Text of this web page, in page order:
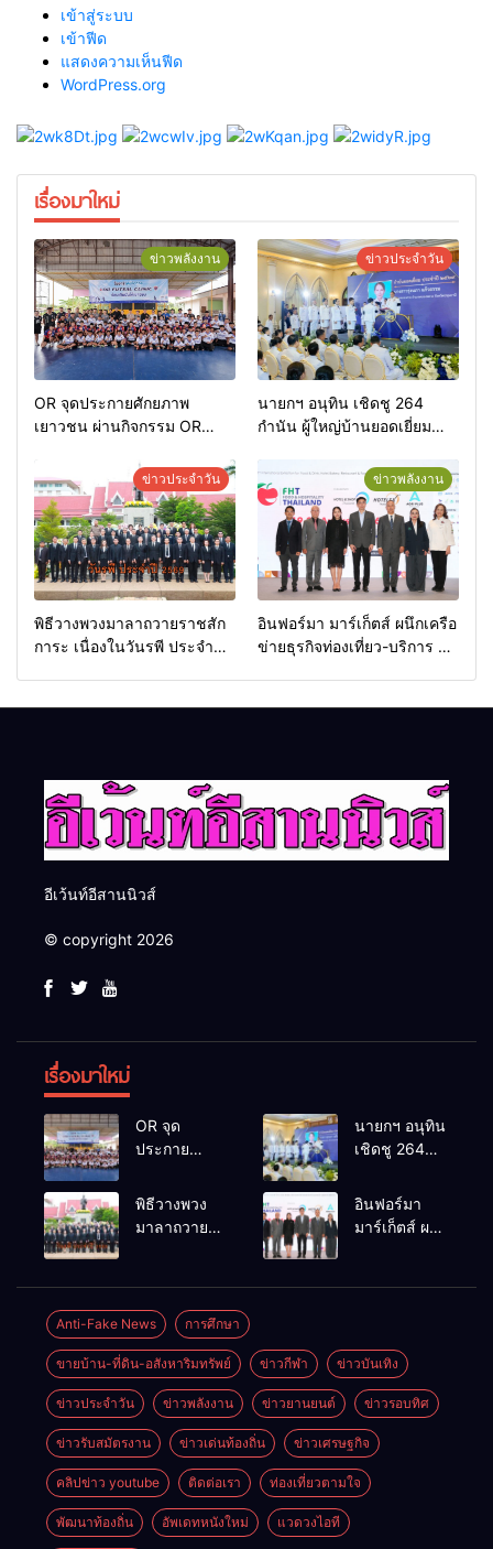
เข้าสู่ระบบ
เข้าฟีด
แสดงความเห็นฟีด
WordPress.org
เรื่องมาใหม่
ข่าวพลังงาน
OR จุดประกายศักยภาพ
เยาวชน ผ่านกิจกรรม OR
ข่าวประจำวัน
นายกฯ อนุทิน เชิดชู 264
กำนัน ผู้ใหญ่บ้านยอดเยี่ยม
เกียรติยศแห่งการเสียสละ”
ข่าวประจำวัน
พิธีวางพวงมาลาถวายราชสัก
การะ เนื่องในวันรพี ประจำปี
ข่าวพลังงาน
อินฟอร์มา มาร์เก็ตส์ ผนึกเครือ
ข่ายธุรกิจท่องเที่ยว-บริการ จัด
อีเว้นท์อีสานนิวส์
© copyright 2026
เรื่องมาใหม่
OR จุด
ประกาย
เยาวชน ผ่าน
นายกฯ อนุทิน
เชิดชู 264
บ้านยอดเยี่ยม
มอบแหนบ
เกียรติยศแห่ง
พิธีวางพวง
มาลาถวาย
2569 และ
การแข่งขัน
ฟุตบอลวันรพี
เพื่อเชื่อม
ความสัมพันธ์
อันดีของ
หน่วยงานใน
กระบวนการ
ยุติธรรม
อินฟอร์มา
มาร์เก็ตส์ ผนึก
Thailand
2026 เชื่อม 4
งานใหญ่
สร้างโอกาส
ธุรกิจครบ
วงจร ด้วยครับ
Anti-Fake News การศึกษา
ขายบ้าน-ที่ดิน-อสังหาริมทรัพย์ ข่าวกีฬา ข่าวบันเทิง
ข่าวประจำวัน ข่าวพลังงาน ข่าวยานยนต์ ข่าวรอบทิศ
ข่าวรับสมัตรงาน ข่าวเด่นท้องถิ่น ข่าวเศรษฐกิจ
คลิปข่าว youtube ติดต่อเรา ท่องเที่ยวตามใจ
พัฒนาท้องถิ่น อัพเดทหนังใหม่ แวดวงไอที